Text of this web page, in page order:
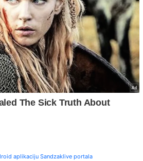
aplikaciju Sandzaklive portala